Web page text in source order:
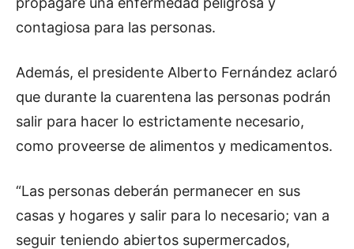
contagiosa para las personas.
Además, el presidente Alberto Fernández aclaró
que durante la cuarentena las personas podrán
salir para hacer lo estrictamente necesario,
como proveerse de alimentos y medicamentos.
“Las personas deberán permanecer en sus
casas y hogares y salir para lo necesario; van a
seguir teniendo abiertos supermercados,